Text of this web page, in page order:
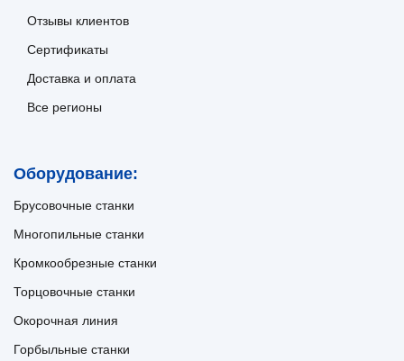
Отзывы клиентов
Сертификаты
Доставка и оплата
Все регионы
Оборудование:
Брусовочные станки
Многопильные станки
Кромкообрезные станки
Торцовочные станки
Окорочная линия
Горбыльные станки